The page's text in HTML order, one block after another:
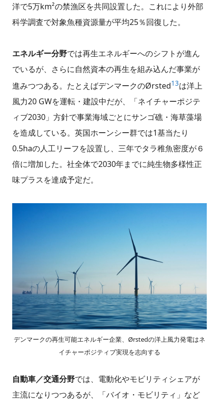
洋で5万km²の禁漁区を共同設置した。これにより外部
科学調査で対象魚種資源量が平均25％回復した。
エネルギー分野では再生エネルギーへのシフトが進ん
でいるが、さらに自然資本の再生を組み込んだ事業が
進みつつある。たとえばデンマークのØrsted13は洋上
風力20 GWを運転・建設中だが、「ネイチャーポジテ
ィブ2030」方針で事業海域ごとにサンゴ礁・海草藻場
を造成している。英国ホーンシー群では1基当たり
0.5haの人工リーフを設置し、三年でタラ稚魚密度が６
倍に増加した。社全体で2030年までに純生物多様性正
味プラスを達成予定だ。
デンマークの再生可能エネルギー企業、Ørstedの洋上風力発電はネ
イチャーポジティブ実現を志向する
自動車／交通分野では、電動化やモビリティシェアが
主流になりつつあるが、「バイオ・モビリティ」など